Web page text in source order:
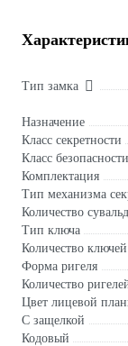
Тип замка
Назначение
Класс секретности
Класс безопасности
Комплектация
Тип механизма
Количество сувальд
Тип ключа
Количество ключей
Форма ригеля
Количество
Цвет лицевой
С защелкой
Кодовый